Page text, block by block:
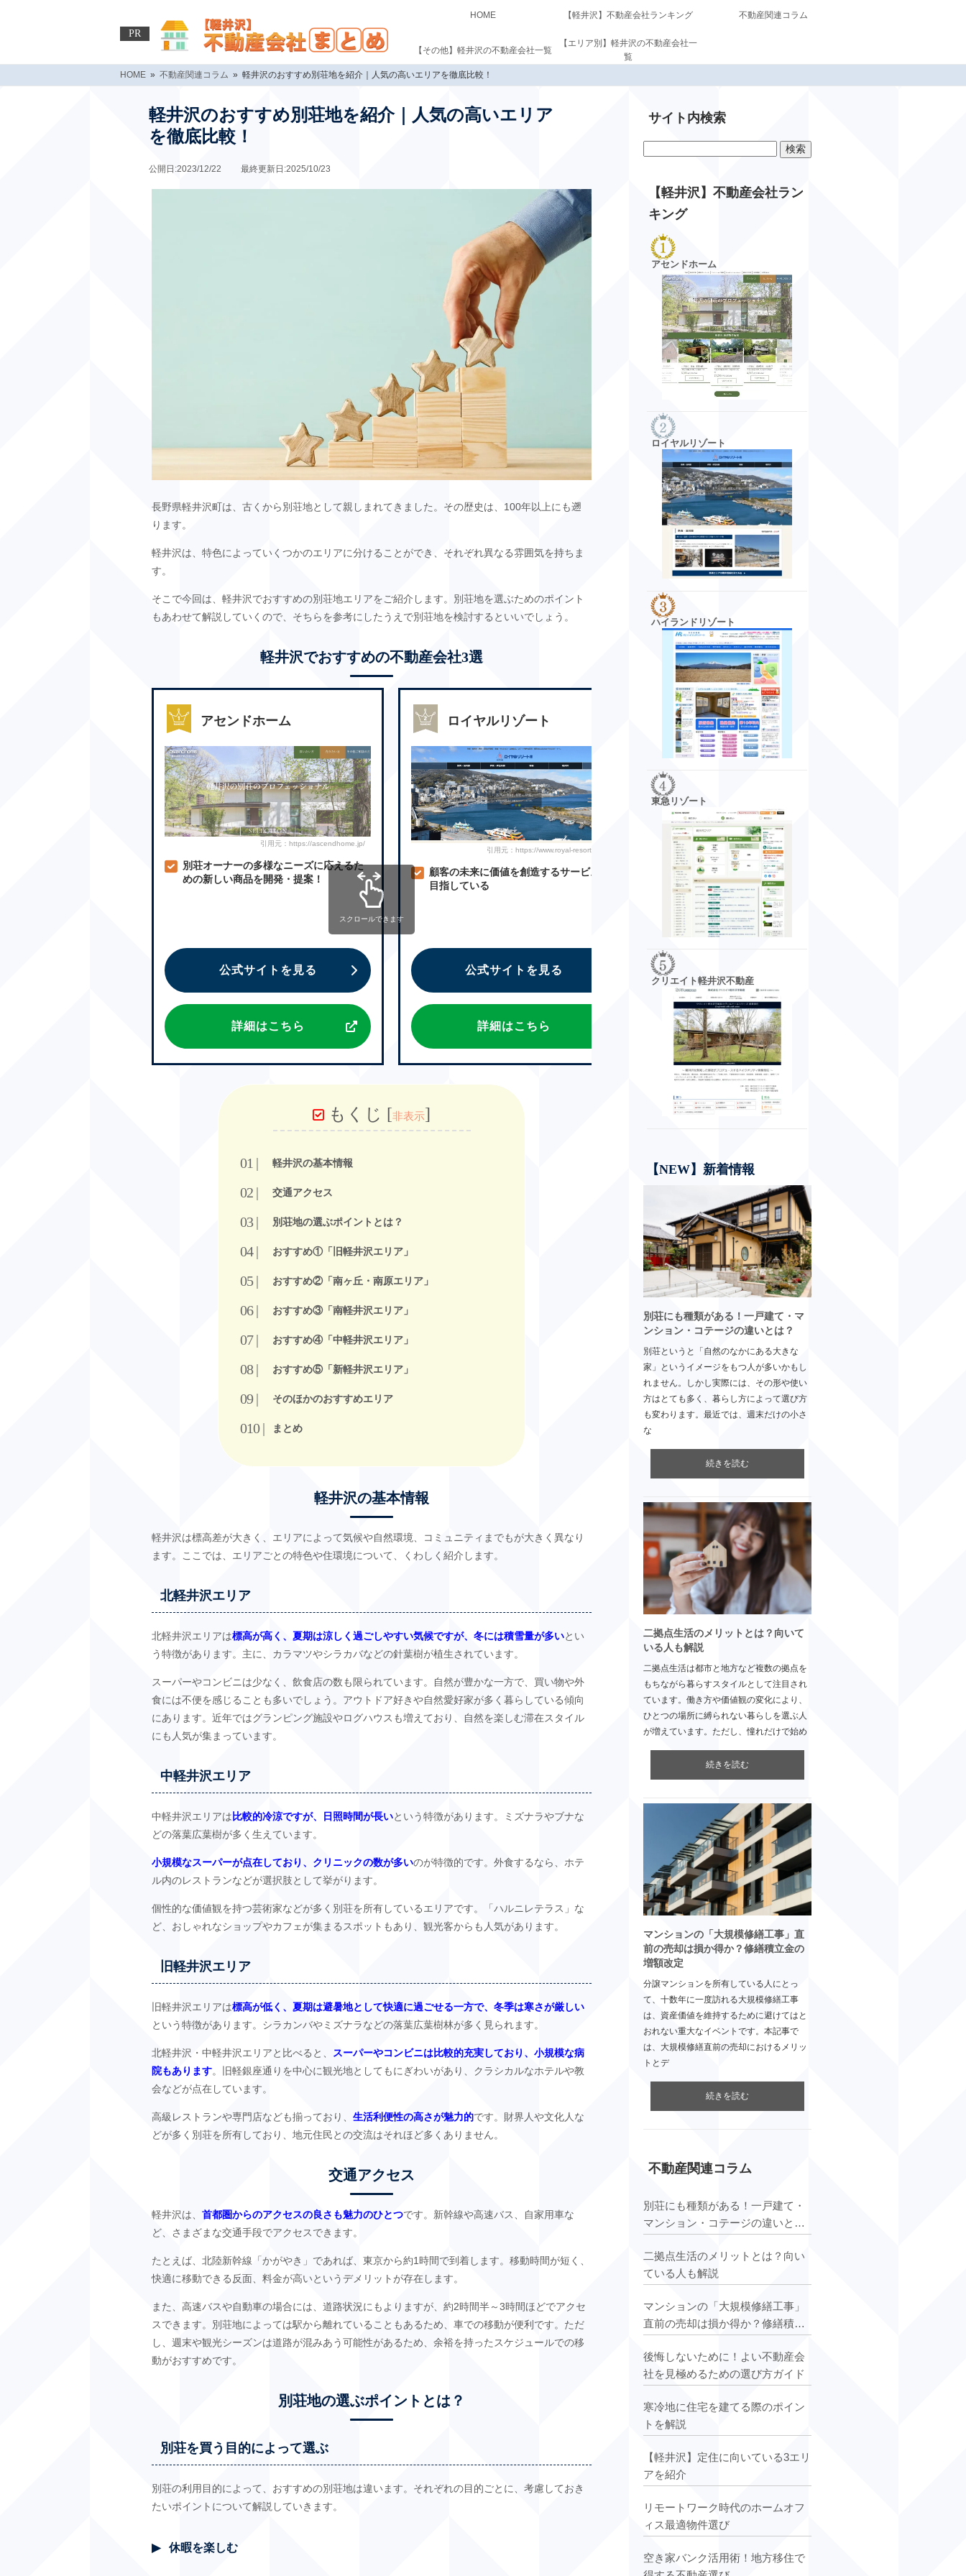
PR
HOME 【軽井沢】不動産会社ランキング 不動産関連コラム
【その他】軽井沢の不動産会社一覧
【エリア別】軽井沢の不動産会社一
覧
HOME » 不動産関連コラム » 軽井沢のおすすめ別荘地を紹介｜人気の高いエリアを徹底比較！
軽井沢のおすすめ別荘地を紹介｜人気の高いエリア
を徹底比較！
公開日:2023/12/22 最終更新日:2025/10/23
長野県軽井沢町は、古くから別荘地として親しまれてきました。その歴史は、100年以上にも遡
ります。
軽井沢は、特色によっていくつかのエリアに分けることができ、それぞれ異なる雰囲気を持ちま
す。
そこで今回は、軽井沢でおすすめの別荘地エリアをご紹介します。別荘地を選ぶためのポイント
もあわせて解説していくので、そちらを参考にしたうえで別荘地を検討するといいでしょう。
軽井沢でおすすめの不動産会社3選
アセンドホーム
引用元：https://ascendhome.jp/
別荘オーナーの多様なニーズに応えるた
めの新しい商品を開発・提案！
公式サイトを見る
詳細はこちら
ロイヤルリゾート
引用元：https://www.royal-resort.co.jp/
顧客の未来に価値を創造するサービスを
目指している
公式サイトを見る
詳細はこちら
ハイランドリゾート
引用元：http://www.karuizawahighland.com/
年中無休で相談可能。軽井沢の不動産な
らお任せ
詳細はこちら
スクロールできます
もくじ [非表示]
軽井沢の基本情報
交通アクセス
別荘地の選ぶポイントとは？
おすすめ①「旧軽井沢エリア」
おすすめ②「南ヶ丘・南原エリア」
おすすめ③「南軽井沢エリア」
おすすめ④「中軽井沢エリア」
おすすめ⑤「新軽井沢エリア」
そのほかのおすすめエリア
まとめ
軽井沢の基本情報
軽井沢は標高差が大きく、エリアによって気候や自然環境、コミュニティまでもが大きく異なり
ます。ここでは、エリアごとの特色や住環境について、くわしく紹介します。
北軽井沢エリア
北軽井沢エリアは標高が高く、夏期は涼しく過ごしやすい気候ですが、冬には積雪量が多いとい
う特徴があります。主に、カラマツやシラカバなどの針葉樹が植生されています。
スーパーやコンビニは少なく、飲食店の数も限られています。自然が豊かな一方で、買い物や外
食には不便を感じることも多いでしょう。アウトドア好きや自然愛好家が多く暮らしている傾向
にあります。近年ではグランピング施設やログハウスも増えており、自然を楽しむ滞在スタイル
にも人気が集まっています。
中軽井沢エリア
中軽井沢エリアは 比較的冷涼ですが、日照時間が長いという特徴があります。ミズナラやブナな
どの落葉広葉樹が多く生えています。
小規模なスーパーが点在しており、クリニックの数が多いのが特徴的です。外食するなら、ホテ
ル内のレストランなどが選択肢として挙がります。
個性的な価値観を持つ芸術家などが多く別荘を所有しているエリアです。「ハルニレテラス」な
ど、おしゃれなショップやカフェが集まるスポットもあり、観光客からも人気があります。
旧軽井沢エリア
旧軽井沢エリアは標高が低く、夏期は避暑地として快適に過ごせる一方で、冬季は寒さが厳しい
という特徴があります。シラカンバやミズナラなどの落葉広葉樹林が多く見られます。
北軽井沢・中軽井沢エリアと比べると、 スーパーやコンビニは比較的充実しており、小規模な病
院もあります。旧軽銀座通りを中心に観光地としてもにぎわいがあり、クラシカルなホテルや教
会などが点在しています。
高級レストランや専門店なども揃っており、生活利便性の高さが魅力的です。財界人や文化人な
どが多く別荘を所有しており、地元住民との交流はそれほど多くありません。
交通アクセス
軽井沢は、首都圏からのアクセスの良さも魅力のひとつです。新幹線や高速バス、自家用車な
ど、さまざまな交通手段でアクセスできます。
たとえば、北陸新幹線「かがやき」であれば、東京から約1時間で到着します。移動時間が短く、
快適に移動できる反面、料金が高いというデメリットが存在します。
また、高速バスや自動車の場合には、道路状況にもよりますが、約2時間半～3時間ほどでアクセ
スできます。別荘地によっては駅から離れていることもあるため、車での移動が便利です。ただ
し、週末や観光シーズンは道路が混みあう可能性があるため、余裕を持ったスケジュールでの移
動がおすすめです。
別荘地の選ぶポイントとは？
別荘を買う目的によって選ぶ
別荘の利用目的によって、おすすめの別荘地は違います。それぞれの目的ごとに、考慮しておき
たいポイントについて解説していきます。
休暇を楽しむ
サイト内検索
【軽井沢】不動産会社ラン
キング
アセンドホーム
ロイヤルリゾート
ハイランドリゾート
東急リゾート
クリエイト軽井沢不動産
【NEW】新着情報
別荘にも種類がある！一戸建て・マ
ンション・コテージの違いとは？
別荘というと「自然のなかにある大きな
家」というイメージをもつ人が多いかもし
れません。しかし実際には、その形や使い
方はとても多く、暮らし方によって選び方
も変わります。最近では、週末だけの小さ
な
続きを読む
二拠点生活のメリットとは？向いて
いる人も解説
二拠点生活は都市と地方など複数の拠点を
もちながら暮らすスタイルとして注目され
ています。働き方や価値観の変化により、
ひとつの場所に縛られない暮らしを選ぶ人
が増えています。ただし、憧れだけで始め
続きを読む
マンションの「大規模修繕工事」直
前の売却は損か得か？修繕積立金の
増額改定
分譲マンションを所有している人にとっ
て、十数年に一度訪れる大規模修繕工事
は、資産価値を維持するために避けてはと
おれない重大なイベントです。本記事で
は、大規模修繕直前の売却におけるメリッ
トとデ
続きを読む
不動産関連コラム
別荘にも種類がある！一戸建て・
マンション・コテージの違いと
二拠点生活のメリットとは？向い
ている人も解説
マンションの「大規模修繕工事」
直前の売却は損か得か？修繕積立
後悔しないために！よい不動産会
社を見極めるための選び方ガイド
寒冷地に住宅を建てる際のポイン
トを解説
【軽井沢】定住に向いている3エリ
アを紹介
リモートワーク時代のホームオフ
ィス最適物件選び
空き家バンク活用術！地方移住で